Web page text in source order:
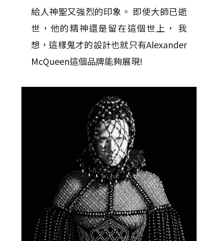
給人神聖又強烈的印象。 即使大師已逝
世，他的精神還是留在這個世上， 我
想，這樣鬼才的設計也就只有Alexander
McQueen這個品牌能夠展現!